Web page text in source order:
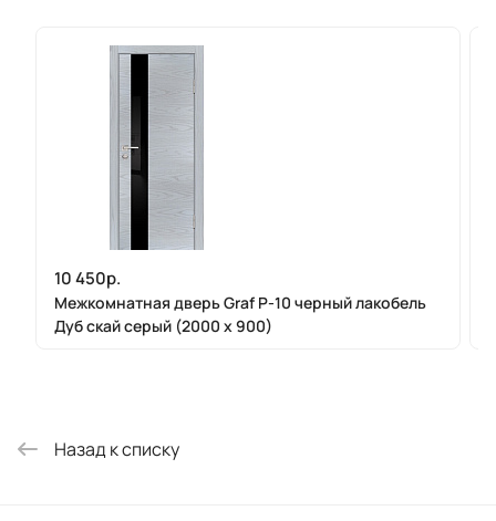
10 450р.
Межкомнатная дверь Graf P-10 черный лакобель
Дуб скай серый (2000 х 900)
Назад к списку